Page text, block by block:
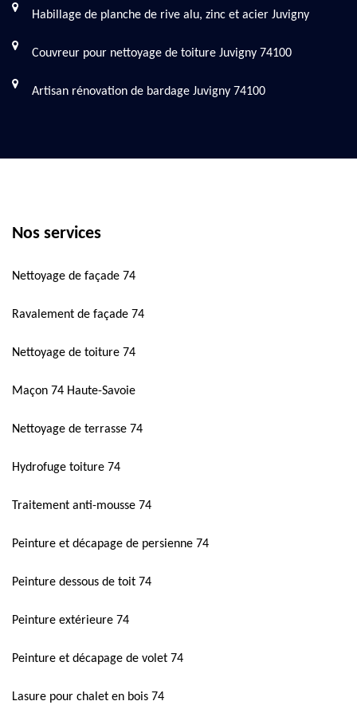
Habillage de planche de rive alu, zinc et acier Juvigny
Couvreur pour nettoyage de toiture Juvigny 74100
Artisan rénovation de bardage Juvigny 74100
Nos services
Nettoyage de façade 74
Ravalement de façade 74
Nettoyage de toiture 74
Maçon 74 Haute-Savoie
Nettoyage de terrasse 74
Hydrofuge toiture 74
Traitement anti-mousse 74
Peinture et décapage de persienne 74
Peinture dessous de toit 74
Peinture extérieure 74
Peinture et décapage de volet 74
Lasure pour chalet en bois 74